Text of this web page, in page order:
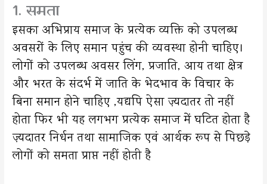
1. समता
इसका अभिप्राय समाज के प्रत्येक व्यक्ति को उपलब्ध
अवसरों के लिए समान पहुंच की व्यवस्था होनी चाहिए।
लोगों को उपलब्ध अवसर लिंग, प्रजाति, आय तथा क्षेत्र
और भरत के संदर्भ में जाति के भेदभाव के विचार के
बिना समान होने चाहिए ,यद्यपि ऐसा ज़्यदातर तो नहीं
होता फिर भी यह लगभग प्रत्येक समाज में घटित होता है
ज़्यदातर निर्धन तथा सामाजिक एवं आर्थक रूप से पिछड़े
लोगों को समता प्राप्त नहीं होती है